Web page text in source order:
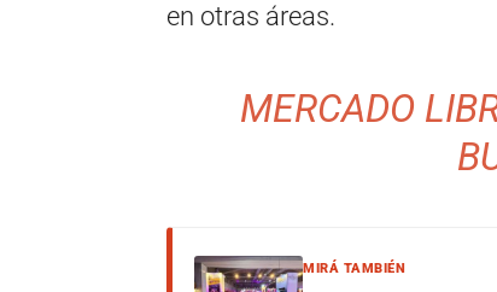
en otras áreas.
MERCADO
MIRÁ TAMBIÉN